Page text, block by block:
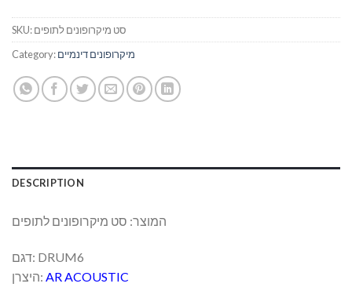
SKU:סט מיקרופונים לתופים
Category:מיקרופונים דינמיים
DESCRIPTION
המוצר: סט מיקרופונים לתופים
דגם: DRUM6
היצרן: AR ACOUSTIC